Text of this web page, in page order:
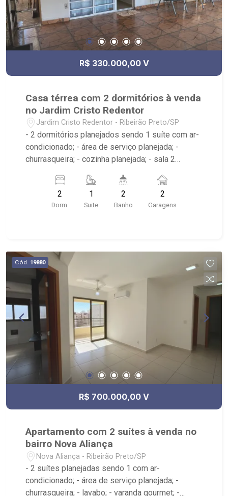
R$ 330.000,00 V
Casa térrea com 2 dormitórios à venda
no Jardim Cristo Redentor
Jardim Cristo Redentor - Ribeirão Preto/SP
- 2 dormitórios planejados sendo 1 suíte com ar-
condicionado; - área de serviço planejada; -
churrasqueira; - cozinha planejada; - sala 2
planejados com box e espelho; - próximo ao Disk
Pizza, UBS Cristo Redentor, Afonso Serve
2
Dorm.
1
Suite
2
Banho
2
Garagens
Cód. 19880
R$ 700.000,00 V
Apartamento com 2 suítes à venda no
bairro Nova Aliança
Nova Aliança - Ribeirão Preto/SP
- 2 suítes planejadas sendo 1 com ar-
condicionado; - área de serviço planejada; -
churrasqueira; - lavabo; - varanda gourmet; -